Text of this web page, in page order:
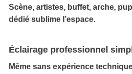
Scène, artistes, buffet, arche,
dédié sublime l’espace.
Éclairage professionnel
Même sans expérience